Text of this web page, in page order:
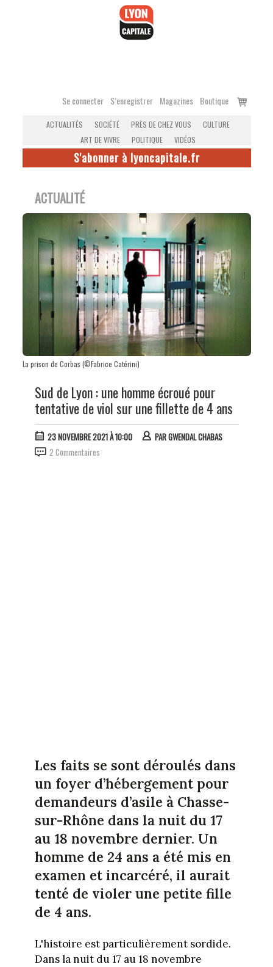
Se connecter S’enregistrer Magazines Boutique
Voir
ACTUALITÉS SOCIÉTÉ PRÈS DE CHEZ VOUS
CULTURE
ART DE VIVRE
POLITIQUE VIDÉOS
S'abonner à lyoncapitale.fr
ACTUALITÉ
La prison de Corbas (©Fabrice Catérini)
Sud de Lyon : une homme écroué pour
tentative de viol sur une fillette de 4 ans
23 NOVEMBRE 2021 À 10:00 PARGWENDAL CHABAS
2 Commentaires
Les faits se sont déroulés dans
un foyer d’hébergement pour
demandeurs d’asile à Chasse-
sur-Rhône dans la nuit du 17
au 18 novembre dernier. Un
homme de 24 ans a été mis en
examen et incarcéré, il aurait
tenté de violer une petite fille
de 4 ans.
L'histoire est particulièrement sordide.
Dans la nuit du 17 au 18 novembre